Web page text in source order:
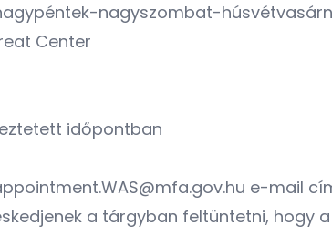
nagyszombat-
Center
időpontban
e-mail
a tárgyban feltüntetni, hogy